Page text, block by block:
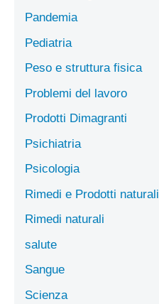
Pandemia
Pediatria
Peso e struttura fisica
Problemi del lavoro
Prodotti Dimagranti
Psichiatria
Psicologia
Rimedi e Prodotti naturali
Rimedi naturali
salute
Sangue
Scienza